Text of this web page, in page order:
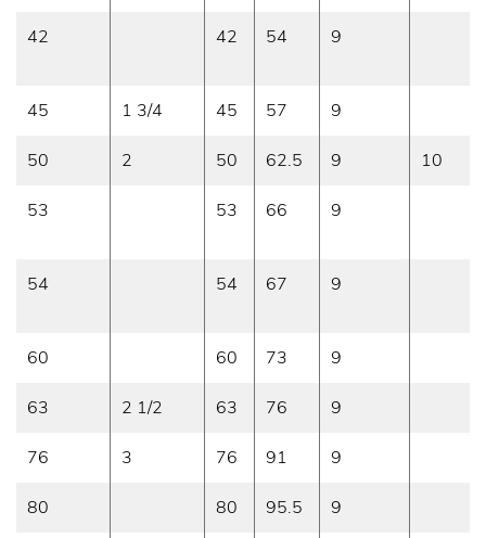
42 42 54 9
45 1 3/4 45 57 9
50 2 50 62.5 9 10
53 53 66 9
54 54 67 9
60 60 73 9
63 2 1/2 63 76 9
76 3 76 91 9
80 80 95.5 9